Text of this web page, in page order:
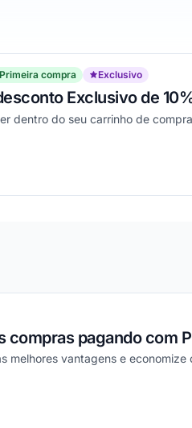
Primeira compra Exclusivo
Exclusivo de
dentro do seu carrinho de
funcionou
compras pagando com
melhores vantagens e
funcionou